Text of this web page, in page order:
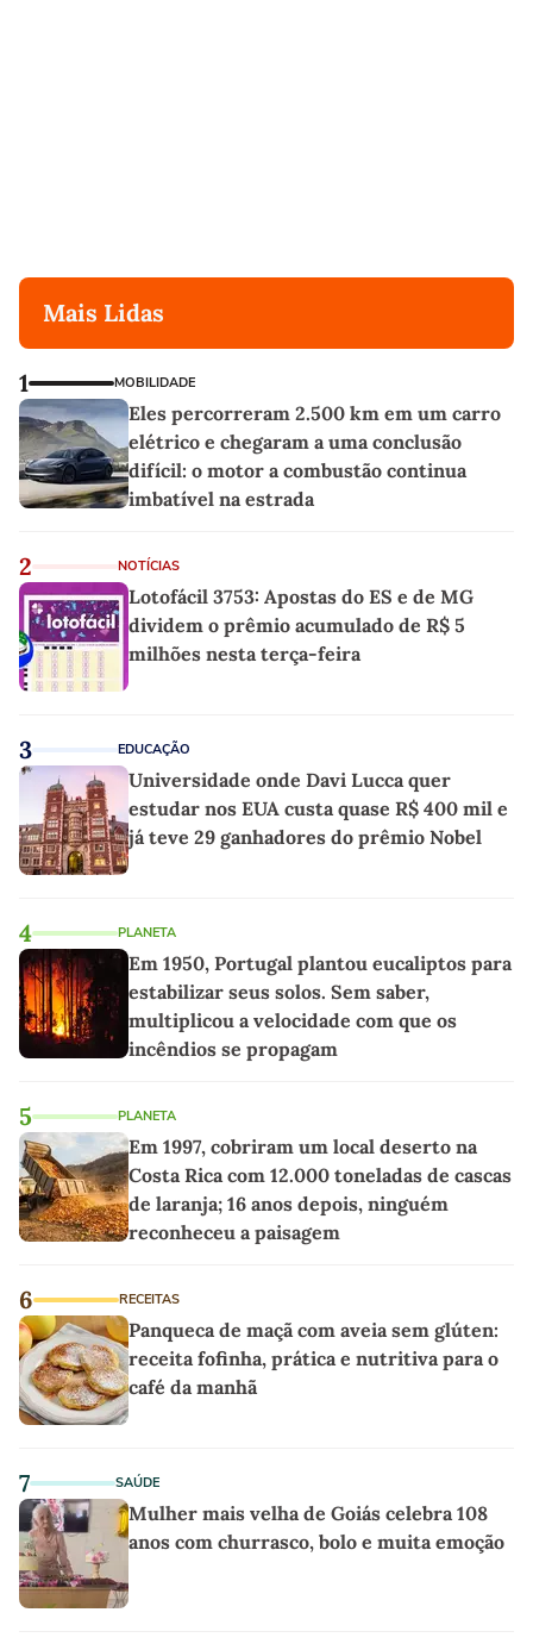
Mais Lidas
1 MOBILIDADE
Eles percorreram 2.500 km em um carro
elétrico e chegaram a uma conclusão
difícil: o motor a combustão continua
imbatível na estrada
2 NOTÍCIAS
Lotofácil 3753: Apostas do ES e de MG
dividem o prêmio acumulado de R$ 5
milhões nesta terça-feira
3 EDUCAÇÃO
Universidade onde Davi Lucca quer
estudar nos EUA custa quase R$ 400 mil e
já teve 29 ganhadores do prêmio Nobel
4 PLANETA
Em 1950, Portugal plantou eucaliptos para
estabilizar seus solos. Sem saber,
multiplicou a velocidade com que os
incêndios se propagam
5 PLANETA
Em 1997, cobriram um local deserto na
Costa Rica com 12.000 toneladas de cascas
de laranja; 16 anos depois, ninguém
reconheceu a paisagem
6 RECEITAS
Panqueca de maçã com aveia sem glúten:
receita fofinha, prática e nutritiva para o
café da manhã
7 SAÚDE
Mulher mais velha de Goiás celebra 108
anos com churrasco, bolo e muita emoção